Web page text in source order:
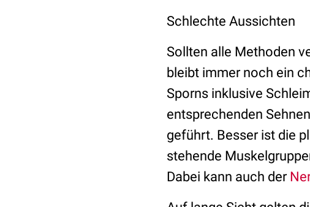
Schlechte Aussichten
Sollten alle Methoden
bleibt immer noch ein
Sporns inklusive
entsprechenden
geführt. Besser ist die
stehende
Dabei kann auch der